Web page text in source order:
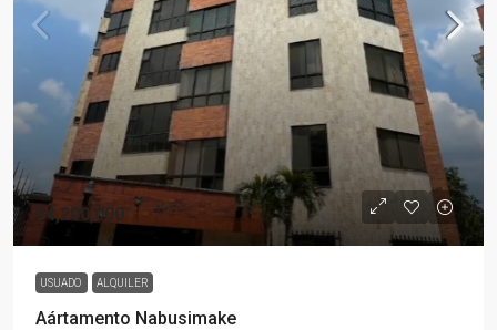
$4,200,000
USUADO ALQUILER
Aártamento Nabusimake